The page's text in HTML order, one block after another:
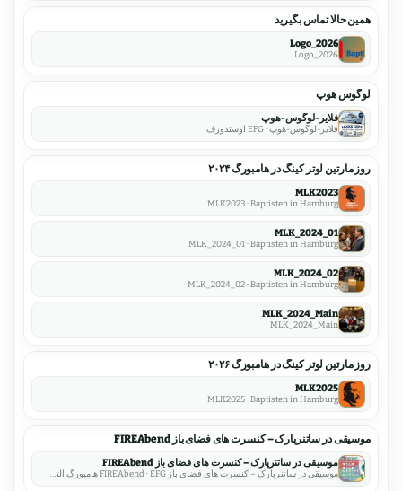
همین حالا تماس بگیرید
Logo_2026
Logo_2026
لوگوس هوپ
فلایر-لوگوس-هوپ
فلایر-لوگوس-هوپ · EFG اوستدورف
روز مارتین لوتر کینگ در هامبورگ ۲۰۲۴
MLK2023
MLK2023 · Baptisten in Hamburg
MLK_2024_01
MLK_2024_01 · Baptisten in Hamburg
MLK_2024_02
MLK_2024_02 · Baptisten in Hamburg
MLK_2024_Main
MLK_2024_Main
روز مارتین لوتر کینگ در هامبورگ ۲۰۲۶
MLK2025
MLK2025 · Baptisten in Hamburg
موسیقی در ساتنرپارک – کنسرت های فضای باز FIREAbend
موسیقی در ساتنرپارک – کنسرت های فضای باز FIREAbend
موسیقی در ساتنرپارک – کنسرت های فضای باز FIREAbend · EFG هامبورگ آلتونا (کریستوس کیرشه)